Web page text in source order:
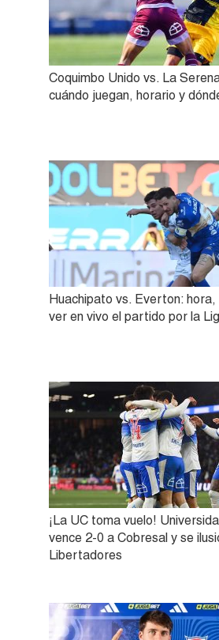
Coquimbo Unido vs. La
cuándo juegan, horario y
Huachipato vs. Everton:
ver en vivo el partido por la
¡La UC toma vuelo!
vence 2-0 a Cobresal y se
Libertadores